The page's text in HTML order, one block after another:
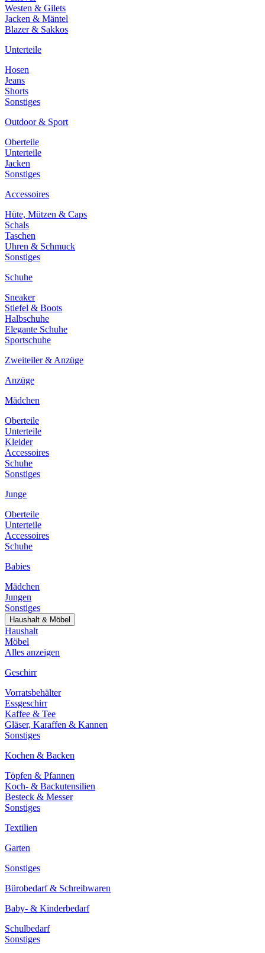
Westen & Gilets
Jacken & Mäntel
Blazer & Sakkos
Unterteile
Hosen
Jeans
Shorts
Sonstiges
Outdoor & Sport
Oberteile
Unterteile
Jacken
Sonstiges
Accessoires
Hüte, Mützen & Caps
Schals
Taschen
Uhren & Schmuck
Sonstiges
Schuhe
Sneaker
Stiefel & Boots
Halbschuhe
Elegante Schuhe
Sportschuhe
Zweiteiler & Anzüge
Anzüge
Mädchen
Oberteile
Unterteile
Kleider
Accessoires
Schuhe
Sonstiges
Junge
Oberteile
Unterteile
Accessoires
Schuhe
Babies
Mädchen
Jungen
Sonstiges
Haushalt & Möbel
Haushalt
Möbel
Alles anzeigen
Geschirr
Vorratsbehälter
Essgeschirr
Kaffee & Tee
Gläser, Karaffen & Kannen
Sonstiges
Kochen & Backen
Töpfen & Pfannen
Koch- & Backutensilien
Besteck & Messer
Sonstiges
Textilien
Garten
Sonstiges
Bürobedarf & Schreibwaren
Baby- & Kinderbedarf
Schulbedarf
Sonstiges